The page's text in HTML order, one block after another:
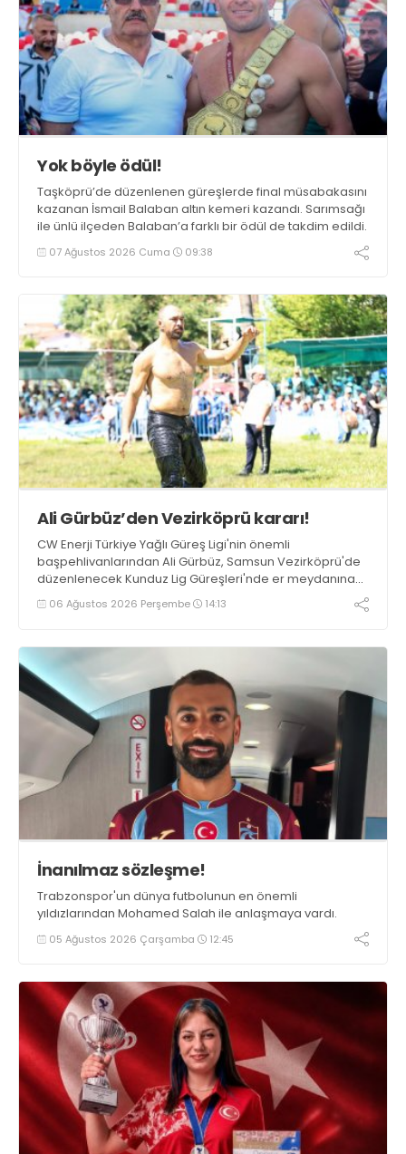
Yok böyle ödül!
Taşköprü’de düzenlenen güreşlerde final müsabakasını
kazanan İsmail Balaban altın kemeri kazandı. Sarımsağı
ile ünlü ilçeden Balaban’a farklı bir ödül de takdim edildi.
07 Ağustos 2026 Cuma 09:38
Ali Gürbüz’den Vezirköprü kararı!
CW Enerji Türkiye Yağlı Güreş Ligi'nin önemli
başpehlivanlarından Ali Gürbüz, Samsun Vezirköprü'de
düzenlenecek Kunduz Lig Güreşleri'nde er meydanına
çıkmayacak.
06 Ağustos 2026 Perşembe 14:13
İnanılmaz sözleşme!
Trabzonspor'un dünya futbolunun en önemli
yıldızlarından Mohamed Salah ile anlaşmaya vardı.
05 Ağustos 2026 Çarşamba 12:45